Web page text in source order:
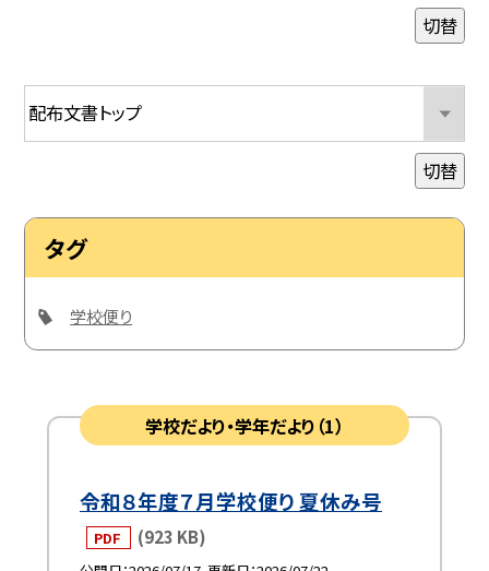
切替
切替
タグ
学校便り
学校だより・学年だより（1）
令和８年度７月学校便り 夏休み号
PDF (923 KB)